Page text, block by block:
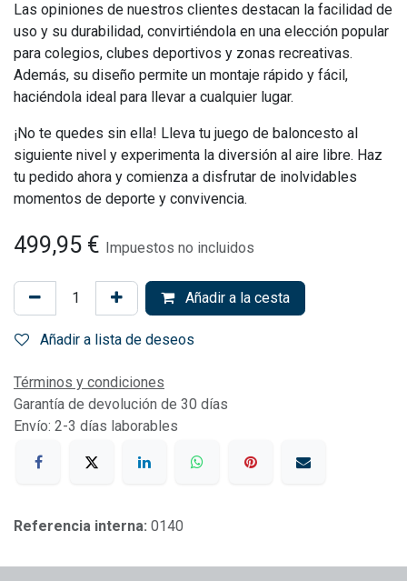
Las opiniones de nuestros clientes destacan la facilidad de
uso y su durabilidad, convirtiéndola en una elección popular
para colegios, clubes deportivos y zonas recreativas.
Además, su diseño permite un montaje rápido y fácil,
haciéndola ideal para llevar a cualquier lugar.
¡No te quedes sin ella! Lleva tu juego de baloncesto al
siguiente nivel y experimenta la diversión al aire libre. Haz
tu pedido ahora y comienza a disfrutar de inolvidables
momentos de deporte y convivencia.
499,95 € Impuestos no incluidos
Añadir a la cesta
Añadir a lista de deseos
Términos y condiciones
Garantía de devolución de 30 días
Envío: 2-3 días laborables
Referencia interna: 0140